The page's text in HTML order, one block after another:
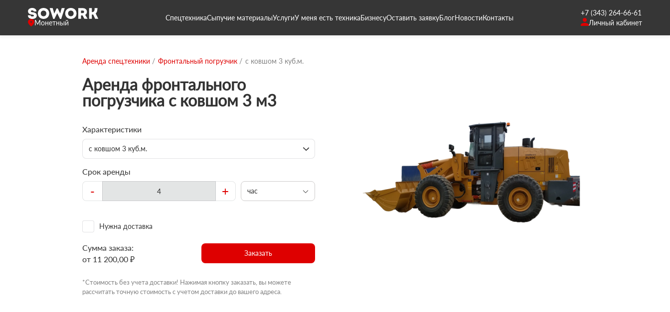
Монетный
СпецтехникаСыпучие материалыУслугиУ меня есть техникаБизнесуОставить заявкуБлогНовостиКонтакты
+7 (343) 264-66-61
Личный кабинет
Аренда спец.техники Фронтальный погрузчик с ковшом 3 куб.м.
Аренда фронтального
погрузчика с ковшом 3 м3
Характеристики
с ковшом 3 куб.м.
Срок аренды
- + час
Нужна доставка
Сумма заказа:
от 11 200,00 ₽
Заказать
*Стоимость без учета доставки! Нажимая кнопку заказать, вы можете
рассчитать точную стоимость с учетом доставки до вашего адреса.